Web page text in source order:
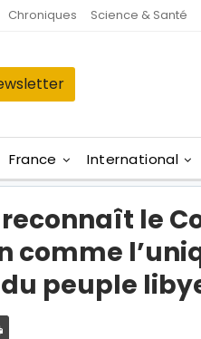
Chroniques Science & Santé
France International
reconnaît le
comme
peuple